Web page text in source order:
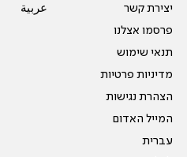
יצירת קשר
פרסמו אצלנו
תנאי שימוש
מדיניות פרטיות
הצהרת נגישות
המייל האדום
עברית
عربية